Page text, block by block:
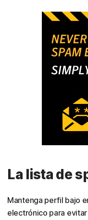
La lista de
Mantenga perfil bajo
electrónico para